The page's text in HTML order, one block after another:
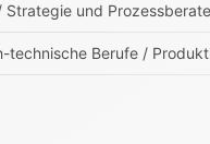
Strategie und
technische Berufe /